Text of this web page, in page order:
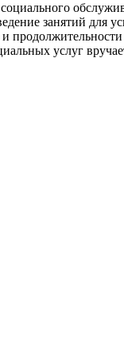
занятий для
услуг